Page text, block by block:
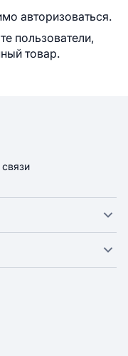
авторизоваться.
пользователи,
товар.